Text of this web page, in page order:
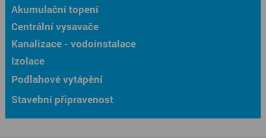
Akumulační topení
Centrální vysavače
Kanalizace - vodoinstalace
Izolace
Podlahové vytápění
Stavební připravenost